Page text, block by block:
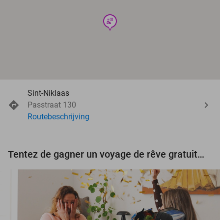
wellness
Sint-Niklaas
Passtraat 130
Routebeschrijving
Tentez de gagner un voyage de rêve gratuit d'une valeur de 3.000 € !